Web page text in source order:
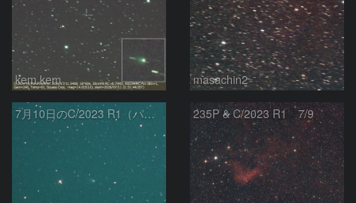
kem.kem masachin2
7月10日のC/2023 R1（パンスターズ彗星） 235P & C/2023 R1 7/9